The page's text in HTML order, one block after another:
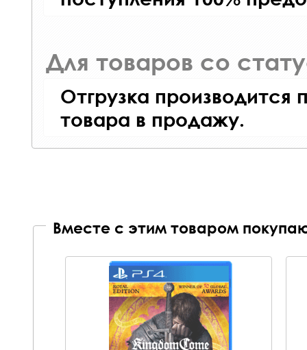
Для товаров со
Отгрузка производится
товара в продажу.
Вместе с этим товаром